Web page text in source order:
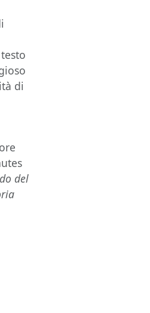
di
del